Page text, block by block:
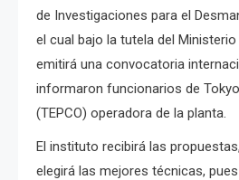
de Investigaciones para el
el cual bajo la tutela del
emitirá una convocatoria
informaron funcionarios de
(TEPCO) operadora de la planta.
El instituto recibirá las
elegirá las mejores técnicas,